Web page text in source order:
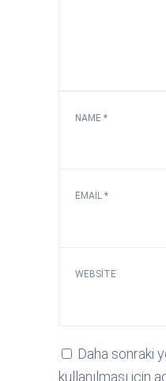
NAME *
EMAIL *
WEBSITE
Daha sonraki
kullanılması için